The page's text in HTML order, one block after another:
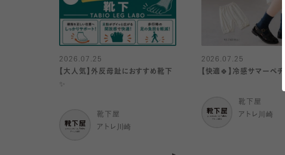
2026.07.25
【大人気】外反母趾におすすめ靴下
靴下屋
アトレ川崎
2026.07.25
【快適🍀】冷感サマーペチ
靴下屋
アトレ川崎